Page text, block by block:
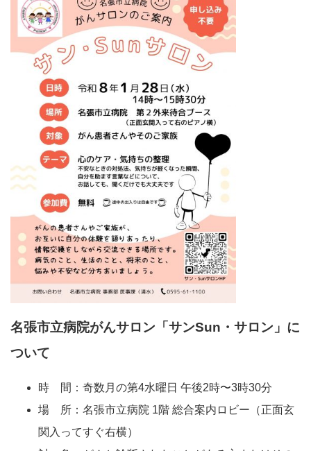
名張市立病院がんサロン「サンSun・サロン」に
ついて
時 間：奇数月の第4水曜日 午後2時〜3時30分
場 所：名張市立病院 1階 総合案内ロビー（正面玄
関入ってすぐ右横）